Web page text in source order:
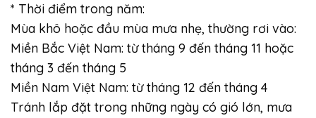
* Thời điểm trong năm:
Mùa khô hoặc đầu mùa mưa nhẹ, thường rơi vào:
Miền Bắc Việt Nam: từ tháng 9 đến tháng 11 hoặc
tháng 3 đến tháng 5
Miền Nam Việt Nam: từ tháng 12 đến tháng 4
Tránh lắp đặt trong những ngày có gió lớn, mưa